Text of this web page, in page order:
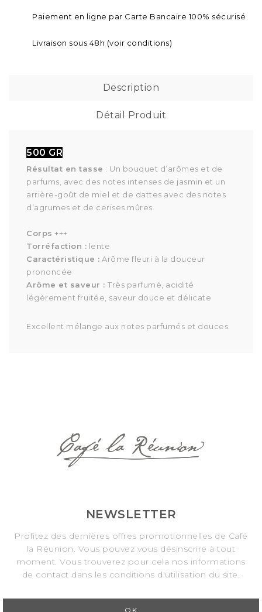
Paiement en ligne par Carte Bancaire 100% sécurisé
Livraison sous 48h (voir conditions)
Description
Détail Produit
500 GR
Résultat en tasse : Un bouquet d’arômes et de
parfums, avec des notes intenses de jasmin et un
arrière-goût de miel et de dattes avec des notes
d’agrumes et de cerises mûres.
Corps +++
Torréfaction : lente
Caractéristique : Arôme fleuri à la douceur
prononcée
Arôme et saveur : Très parfumé, acidité
légèrement fruitée, saveur douce et délicate
Excellent mélange aux notes parfumés et douces.
NEWSLETTER
Profitez des dernières offres promotionnelles de Café
la Réunion. Vous pouvez vous désinscrire à tout
moment. Vous trouverez pour cela nos informations
de contact dans les conditions d'utilisation du site.